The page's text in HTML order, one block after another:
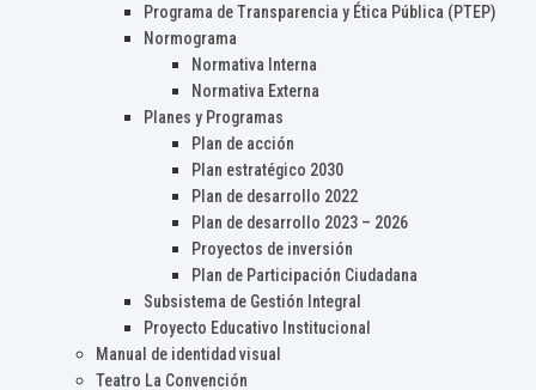
Programa de Transparencia y Ética Pública (PTEP)
Normograma
Normativa Interna
Normativa Externa
Planes y Programas
Plan de acción
Plan estratégico 2030
Plan de desarrollo 2022
Plan de desarrollo 2023 – 2026
Proyectos de inversión
Plan de Participación Ciudadana
Subsistema de Gestión Integral
Proyecto Educativo Institucional
Manual de identidad visual
Teatro La Convención